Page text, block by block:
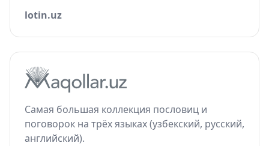
lotin.uz
Самая большая коллекция пословиц и
поговорок на трёх языках (узбекский, русский,
английский).